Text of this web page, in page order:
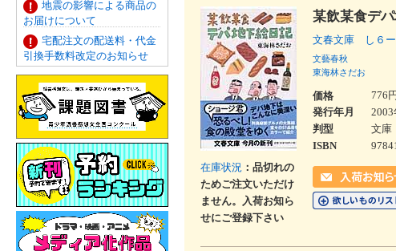
地震の影響による商品の
お届けについて
宅配注文の配送料・代金
引換手数料改定のお知らせ
在庫状況 ：品切れの
ためご注文いただけ
ません。入荷お知ら
せにご登録下さい
某飲某食デ
文春文庫 し６ー
文藝春秋
東海林さだお
価格
776
発行年月
2003
判型
文庫
ISBN